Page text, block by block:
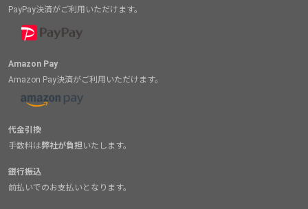
PayPay決済がご利用いただけます。
Amazon Pay
Amazon Pay決済がご利用いただけます。
代金引換
手数料は弊社が負担いたします。
銀行振込
前払いでのお支払いとなります。